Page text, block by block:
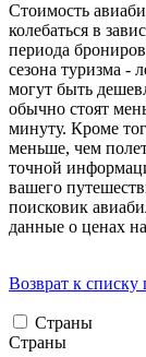
Стоимость
колебаться в
периода
сезона туризма -
могут быть
обычно стоят
минуту. Кроме
меньше, чем
точной
вашего
поисковик
данные о ценах
Возврат к списку
Страны
Страны